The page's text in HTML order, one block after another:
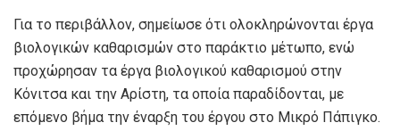
Για το περιβάλλον, σημείωσε ότι ολοκληρώνονται έργα
βιολογικών καθαρισμών στο παράκτιο μέτωπο, ενώ
προχώρησαν τα έργα βιολογικού καθαρισμού στην
Κόνιτσα και την Αρίστη, τα οποία παραδίδονται, με
επόμενο βήμα την έναρξη του έργου στο Μικρό Πάπιγκο.